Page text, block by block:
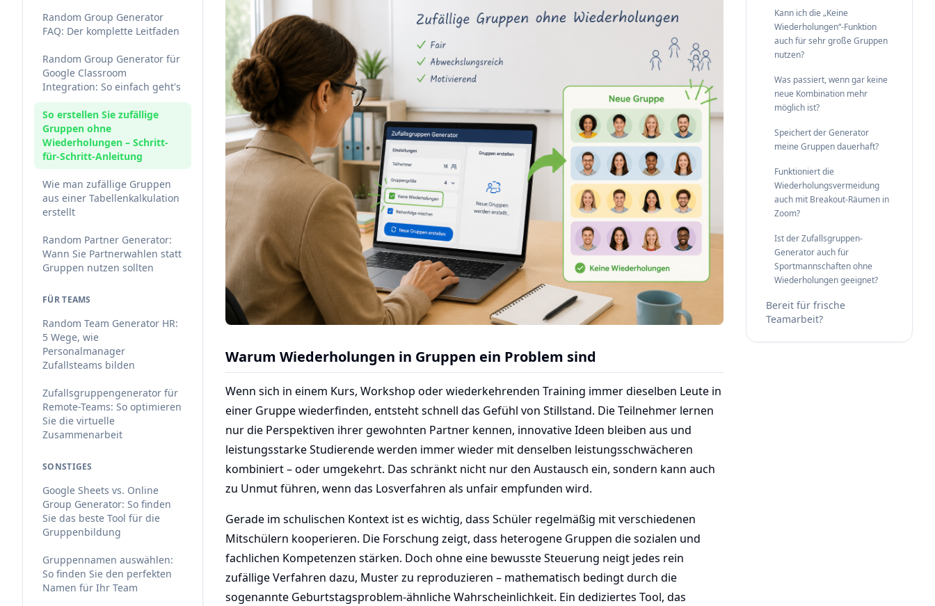
Random Group Generator
FAQ: Der komplette Leitfaden
Random Group Generator für
Google Classroom
Integration: So einfach geht's
So erstellen Sie zufällige
Gruppen ohne
Wiederholungen – Schritt-
für-Schritt-Anleitung
Wie man zufällige Gruppen
aus einer Tabellenkalkulation
erstellt
Random Partner Generator:
Wann Sie Partnerwahlen statt
Gruppen nutzen sollten
FÜR TEAMS
Random Team Generator HR:
5 Wege, wie
Personalmanager
Zufallsteams bilden
Zufallsgruppengenerator für
Remote-Teams: So optimieren
Sie die virtuelle
Zusammenarbeit
SONSTIGES
Google Sheets vs. Online
Group Generator: So finden
Sie das beste Tool für die
Gruppenbildung
Gruppennamen auswählen:
So finden Sie den perfekten
Namen für Ihr Team
Warum Wiederholungen in Gruppen ein Problem sind
Wenn sich in einem Kurs, Workshop oder wiederkehrenden Training immer dieselben Leute in
einer Gruppe wiederfinden, entsteht schnell das Gefühl von Stillstand. Die Teilnehmer lernen
nur die Perspektiven ihrer gewohnten Partner kennen, innovative Ideen bleiben aus und
leistungsstarke Studierende werden immer wieder mit denselben leistungsschwächeren
kombiniert – oder umgekehrt. Das schränkt nicht nur den Austausch ein, sondern kann auch
zu Unmut führen, wenn das Losverfahren als unfair empfunden wird.
Gerade im schulischen Kontext ist es wichtig, dass Schüler regelmäßig mit verschiedenen
Mitschülern kooperieren. Die Forschung zeigt, dass heterogene Gruppen die sozialen und
fachlichen Kompetenzen stärken. Doch ohne eine bewusste Steuerung neigt jedes rein
zufällige Verfahren dazu, Muster zu reproduzieren – mathematisch bedingt durch die
sogenannte Geburtstagsproblem-ähnliche Wahrscheinlichkeit. Ein dediziertes Tool, das
Kann ich die „Keine
Wiederholungen“-Funktion
auch für sehr große Gruppen
nutzen?
Was passiert, wenn gar keine
neue Kombination mehr
möglich ist?
Speichert der Generator
meine Gruppen dauerhaft?
Funktioniert die
Wiederholungsvermeidung
auch mit Breakout-Räumen in
Zoom?
Ist der Zufallsgruppen-
Generator auch für
Sportmannschaften ohne
Wiederholungen geeignet?
Bereit für frische
Teamarbeit?